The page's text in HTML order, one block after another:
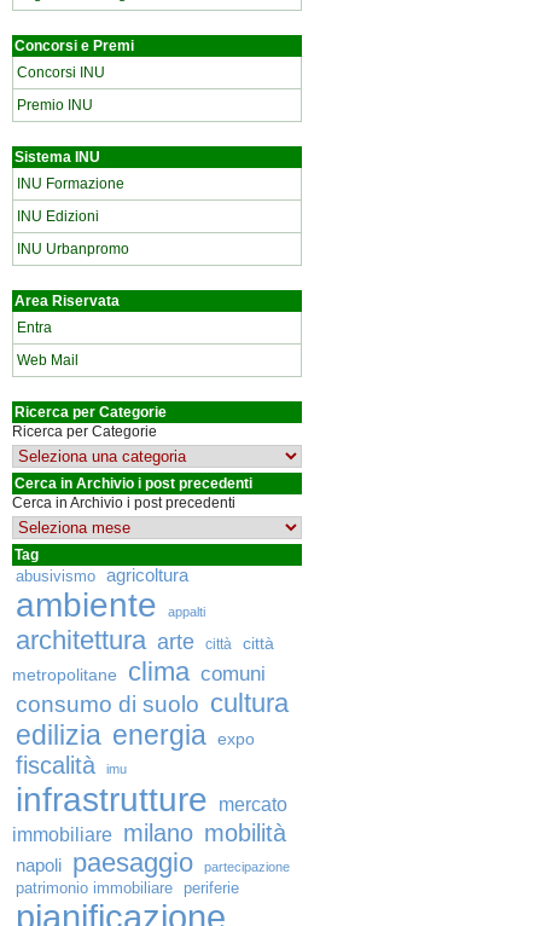
Concorsi e Premi
Concorsi INU
Premio INU
Sistema INU
INU Formazione
INU Edizioni
INU Urbanpromo
Area Riservata
Entra
Web Mail
Ricerca per Categorie
Ricerca per Categorie
Cerca in Archivio i post precedenti
Cerca in Archivio i post precedenti
Tag
abusivismo agricoltura
ambiente appalti
architettura arte città
città
metropolitane
clima comuni
consumo di suolo cultura
edilizia energia expo
fiscalità imu
infrastrutture
mercato
immobiliare milano mobilità
napoli paesaggio partecipazione
patrimonio immobiliare periferie
pianificazione